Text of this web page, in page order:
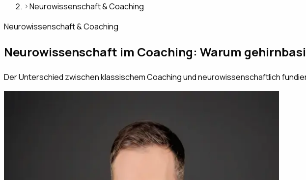
Neurowissenschaft & Coaching
Neurowissenschaft & Coaching
Neurowissenschaft im Coaching: Warum
Der Unterschied zwischen klassischem Coaching und neurowissenschaftlich